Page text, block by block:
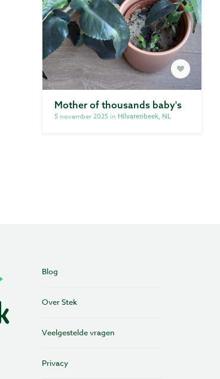
Mother of thousands baby's
5 november 2025 in Hilvarenbeek, NL
Blog
Over Stek
Veelgestelde vragen
Privacy